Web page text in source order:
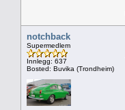
notchback
Supermedlem
Innlegg: 637
Bosted: Buvika (Trondheim)